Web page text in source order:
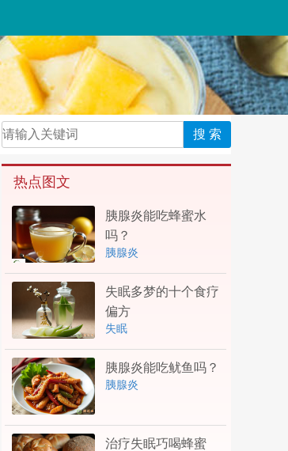
热点图文
胰腺炎能吃蜂蜜水
吗？
胰腺炎
失眠多梦的十个食疗
偏方
失眠
胰腺炎能吃鱿鱼吗？
胰腺炎
治疗失眠巧喝蜂蜜